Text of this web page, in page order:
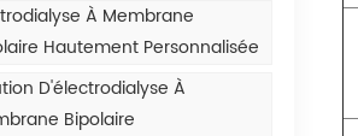
À Membrane
Hautement Personnalisée
D'électrodialyse À
Bipolaire